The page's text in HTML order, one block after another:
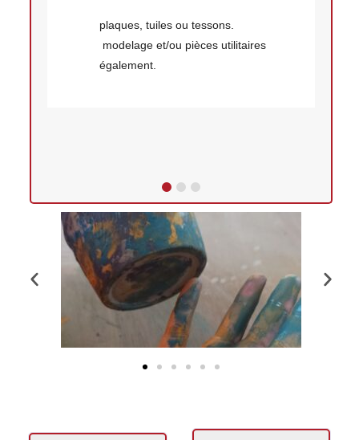
plaques, tuiles ou tessons.
modelage et/ou pièces utilitaires
également.